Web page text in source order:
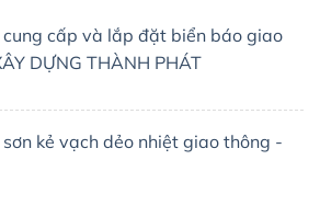
cung cấp và lắp đặt biển báo giao
DỰNG THÀNH PHÁT
kẻ vạch dẻo nhiệt giao thông -